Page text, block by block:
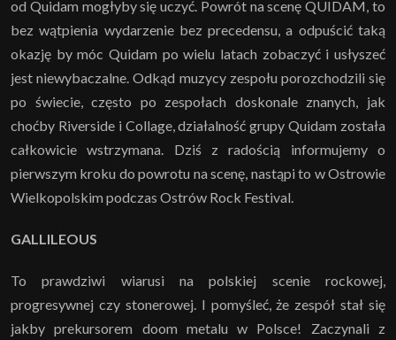
od Quidam mogłyby się uczyć. Powrót na scenę QUIDAM, to
bez wątpienia wydarzenie bez precedensu, a odpuścić taką
okazję by móc Quidam po wielu latach zobaczyć i usłyszeć
jest niewybaczalne. Odkąd muzycy zespołu porozchodzili się
po świecie, często po zespołach doskonale znanych, jak
choćby Riverside i Collage, działalność grupy Quidam została
całkowicie wstrzymana. Dziś z radością informujemy o
pierwszym kroku do powrotu na scenę, nastąpi to w Ostrowie
Wielkopolskim podczas Ostrów Rock Festival.
GALLILEOUS
To prawdziwi wiarusi na polskiej scenie rockowej,
progresywnej czy stonerowej. I pomyśleć, że zespół stał się
jakby prekursorem doom metalu w Polsce! Zaczynali z